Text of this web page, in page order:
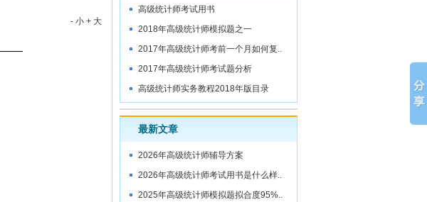
- 小 + 大
高级统计师考试用书
2018年高级统计师模拟题之一
2017年高级统计师考前一个月如何复..
2017年高级统计师考试题分析
高级统计师实务教程2018年版目录
最新文章
2026年高级统计师辅导方案
2026年高级统计师考试用书是什么样..
2025年高级统计师模拟题拟合度95%..